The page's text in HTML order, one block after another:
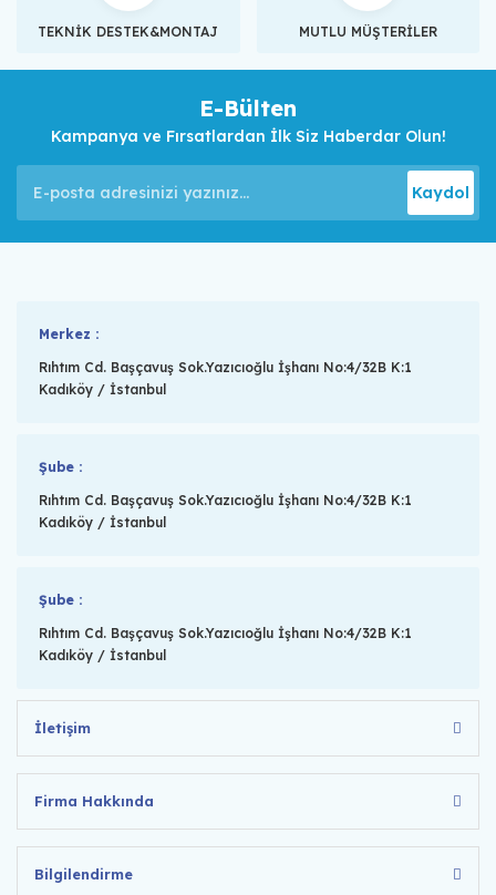
TEKNİK DESTEK&MONTAJ MUTLU MÜŞTERİLER
E-Bülten
Kampanya ve Fırsatlardan İlk Siz Haberdar Olun!
Kaydol
Merkez :
Rıhtım Cd. Başçavuş Sok.Yazıcıoğlu İşhanı No:4/32B K:1
Kadıköy / İstanbul
Şube :
Rıhtım Cd. Başçavuş Sok.Yazıcıoğlu İşhanı No:4/32B K:1
Kadıköy / İstanbul
Şube :
Rıhtım Cd. Başçavuş Sok.Yazıcıoğlu İşhanı No:4/32B K:1
Kadıköy / İstanbul
İletişim
Firma Hakkında
Bilgilendirme